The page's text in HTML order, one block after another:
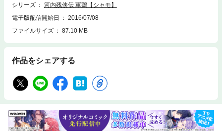
シリーズ
河内残侠伝 軍鶏【シャモ】
電子版配信開始日
2016/07/08
ファイルサイズ
87.10 MB
作品をシェアする